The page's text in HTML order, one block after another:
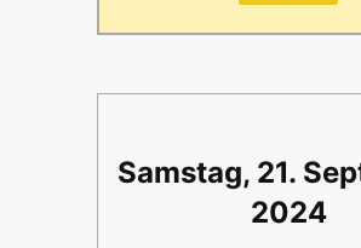
Samstag, 21.
2024